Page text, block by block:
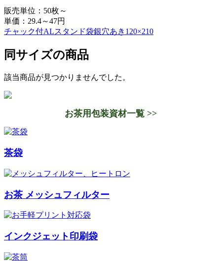
販売単位：50枚～
単価： 29.4～47円
チャック付ALスタンド袋銀穴あき120×210
同サイズの商品
該当商品が見つかりませんでした。
お茶用包装資材一覧 >>
茶袋
お茶 メッシュフィルター
インクジェット印刷袋